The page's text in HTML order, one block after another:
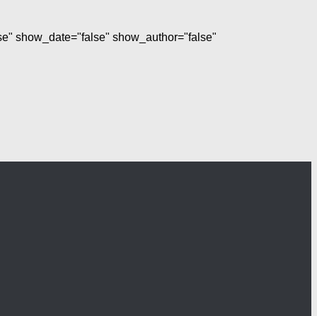
show_date="false" show_author="false"